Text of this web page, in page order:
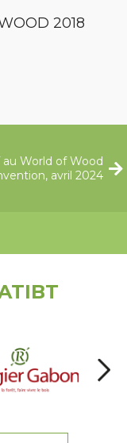
2018
au World of Wood
avril 2024